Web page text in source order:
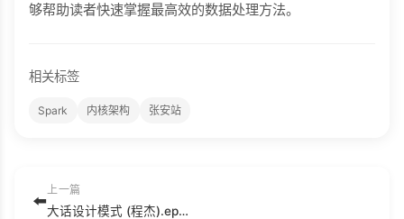
够帮助读者快速掌握最高效的数据处理方法。
相关标签
Spark 内核架构 张安站
⬅️
上一篇
大话设计模式 (程杰).epub